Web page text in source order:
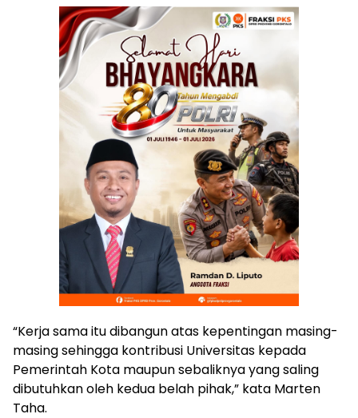
“Kerja sama itu dibangun atas kepentingan masing-
masing sehingga kontribusi Universitas kepada
Pemerintah Kota maupun sebaliknya yang saling
dibutuhkan oleh kedua belah pihak,” kata Marten
Taha.